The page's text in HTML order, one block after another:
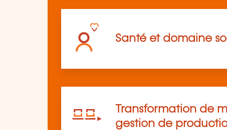
Santé et domaine
Transformation de
gestion de